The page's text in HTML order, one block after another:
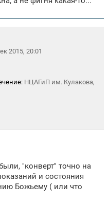
2015, 20:01
НЦАГиП им. Кулакова,
"конверт" точно на
и состояния
Божьему ( или что